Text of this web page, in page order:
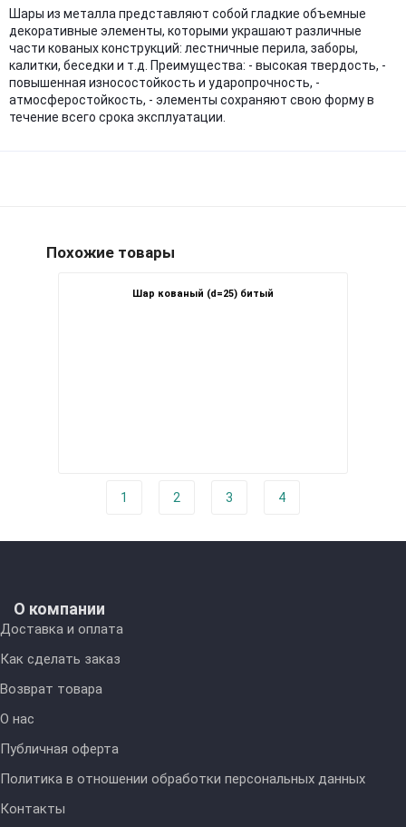
Шары из металла представляют собой гладкие объемные
декоративные элементы, которыми украшают различные
части кованых конструкций: лестничные перила, заборы,
калитки, беседки и т.д. Преимущества: - высокая твердость, -
повышенная износостойкость и ударопрочность, -
атмосферостойкость, - элементы сохраняют свою форму в
течение всего срока эксплуатации.
Похожие товары
Шар кованый (d=25) битый
1 2 3 4
О компании
Доставка и оплата
Как сделать заказ
Возврат товара
О нас
Публичная оферта
Политика в отношении обработки персональных данных
Контакты